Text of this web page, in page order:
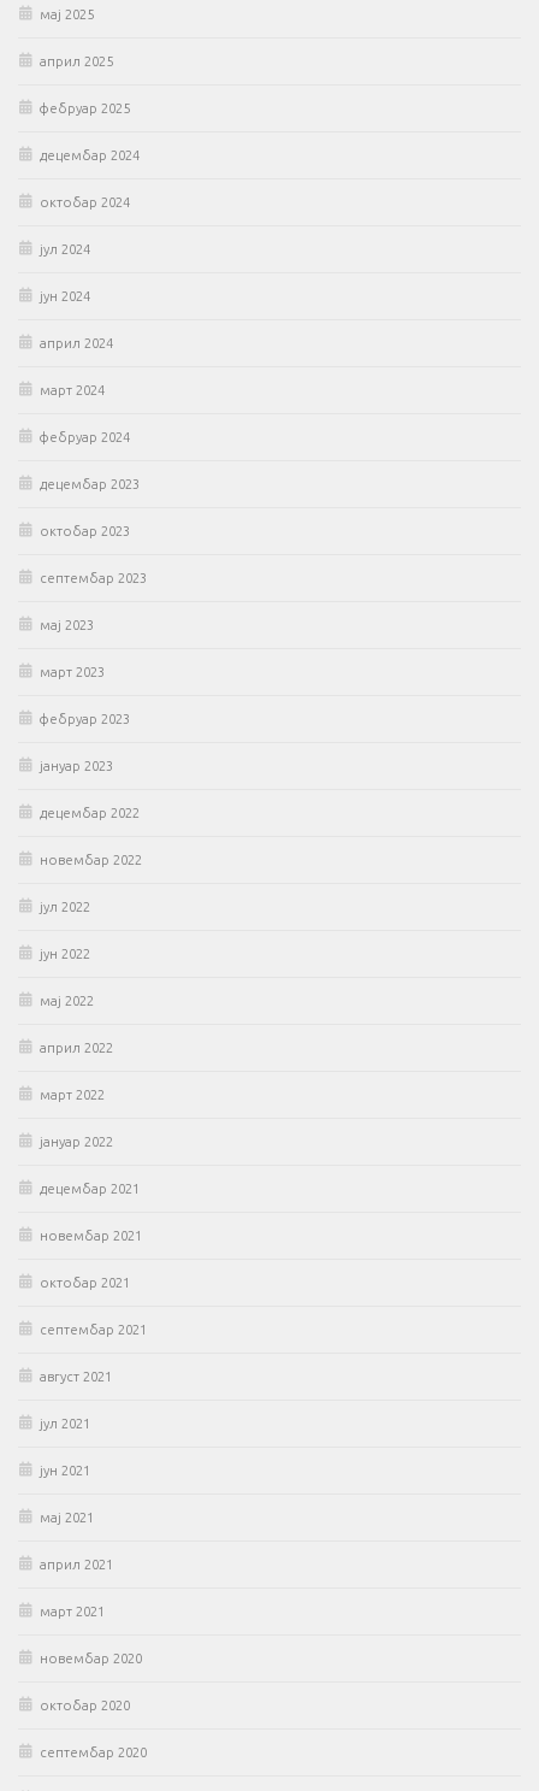
мај 2025
април 2025
фебруар 2025
децембар 2024
октобар 2024
јул 2024
јун 2024
април 2024
март 2024
фебруар 2024
децембар 2023
октобар 2023
септембар 2023
мај 2023
март 2023
фебруар 2023
јануар 2023
децембар 2022
новембар 2022
јул 2022
јун 2022
мај 2022
април 2022
март 2022
јануар 2022
децембар 2021
новембар 2021
октобар 2021
септембар 2021
август 2021
јул 2021
јун 2021
мај 2021
април 2021
март 2021
новембар 2020
октобар 2020
септембар 2020